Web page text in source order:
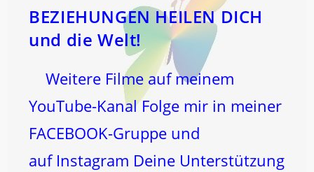
BEZIEHUNGEN HEILEN DICH
und die Welt!
Weitere Filme auf meinem
YouTube-Kanal Folge mir in meiner
FACEBOOK-Gruppe und
auf Instagram Deine Unterstützung